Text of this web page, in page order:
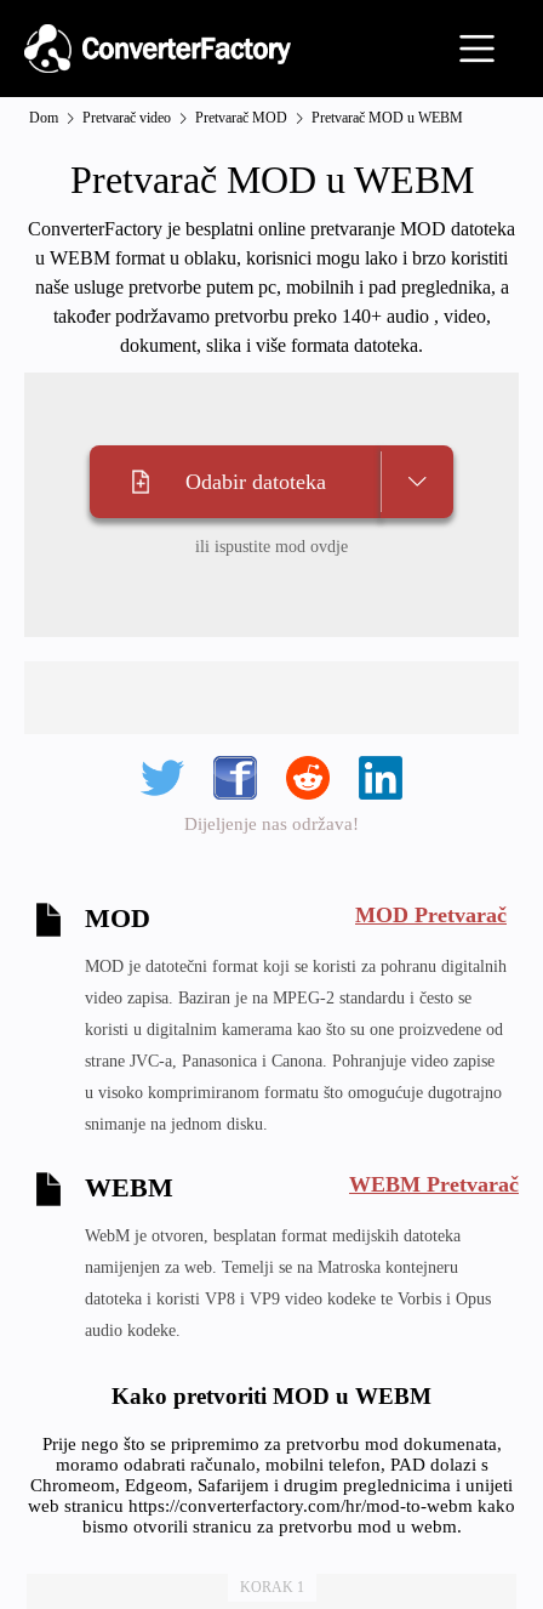
Dom Pretvarač video Pretvarač MOD Pretvarač MOD u WEBM
Pretvarač MOD u WEBM
ConverterFactory je besplatni online pretvaranje MOD datoteka
u WEBM format u oblaku, korisnici mogu lako i brzo koristiti
naše usluge pretvorbe putem pc, mobilnih i pad preglednika, a
također podržavamo pretvorbu preko 140+ audio , video,
dokument, slika i više formata datoteka.
Odabir datoteka
ili ispustite mod ovdje
Dijeljenje nas održava!
MOD MOD Pretvarač
MOD je datotečni format koji se koristi za pohranu digitalnih
video zapisa. Baziran je na MPEG-2 standardu i često se
koristi u digitalnim kamerama kao što su one proizvedene od
strane JVC-a, Panasonica i Canona. Pohranjuje video zapise
u visoko komprimiranom formatu što omogućuje dugotrajno
snimanje na jednom disku.
WEBM WEBM Pretvarač
WebM je otvoren, besplatan format medijskih datoteka
namijenjen za web. Temelji se na Matroska kontejneru
datoteka i koristi VP8 i VP9 video kodeke te Vorbis i Opus
audio kodeke.
Kako pretvoriti MOD u WEBM
Prije nego što se pripremimo za pretvorbu mod dokumenata,
moramo odabrati računalo, mobilni telefon, PAD dolazi s
Chromeom, Edgeom, Safarijem i drugim preglednicima i unijeti
web stranicu https://converterfactory.com/hr/mod-to-webm kako
bismo otvorili stranicu za pretvorbu mod u webm.
KORAK 1